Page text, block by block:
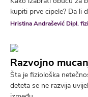
kupiti prve cipele? Da li
Hristina Andrašević Dipl.
Razvojno
Šta je fiziološka
deteta se ne razvija